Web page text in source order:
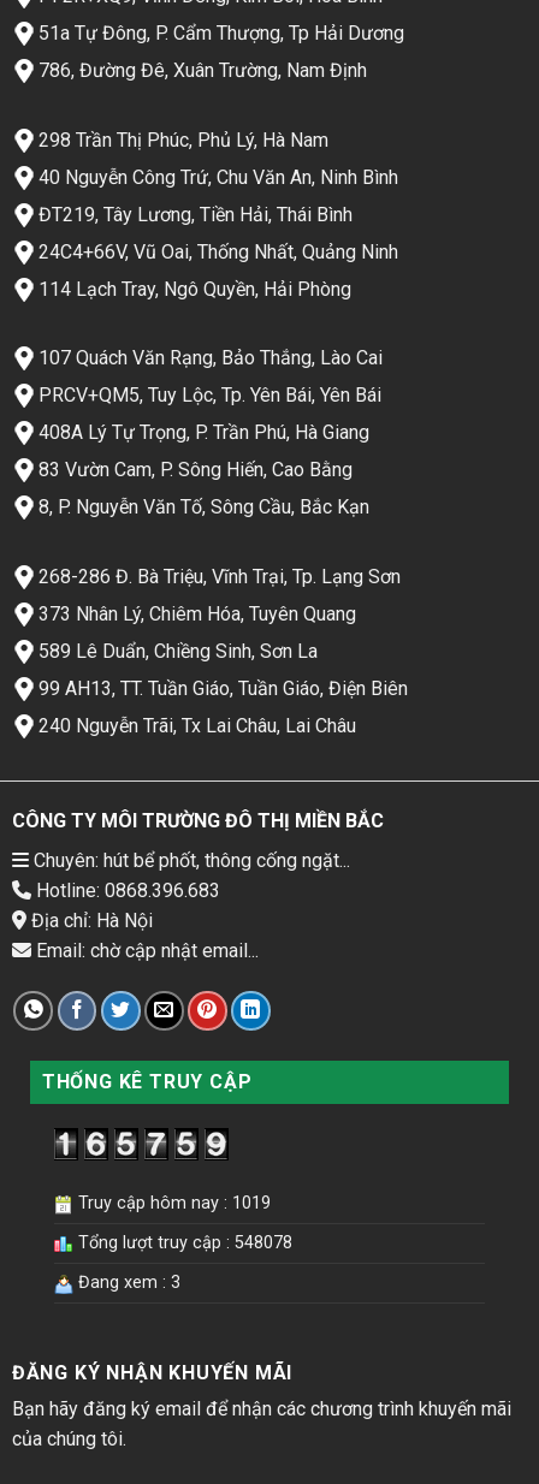
51a Tự Đông, P. Cẩm Thượng, Tp Hải Dương
786, Đường Đê, Xuân Trường, Nam Định
298 Trần Thị Phúc, Phủ Lý, Hà Nam
40 Nguyễn Công Trứ, Chu Văn An, Ninh Bình
ĐT219, Tây Lương, Tiền Hải, Thái Bình
24C4+66V, Vũ Oai, Thống Nhất, Quảng Ninh
114 Lạch Tray, Ngô Quyền, Hải Phòng
107 Quách Văn Rạng, Bảo Thắng, Lào Cai
PRCV+QM5, Tuy Lộc, Tp. Yên Bái, Yên Bái
408A Lý Tự Trọng, P. Trần Phú, Hà Giang
83 Vườn Cam, P. Sông Hiến, Cao Bằng
8, P. Nguyễn Văn Tố, Sông Cầu, Bắc Kạn
268-286 Đ. Bà Triệu, Vĩnh Trại, Tp. Lạng Sơn
373 Nhân Lý, Chiêm Hóa, Tuyên Quang
589 Lê Duẩn, Chiềng Sinh, Sơn La
99 AH13, TT. Tuần Giáo, Tuần Giáo, Điện Biên
240 Nguyễn Trãi, Tx Lai Châu, Lai Châu
CÔNG TY MÔI TRƯỜNG ĐÔ THỊ MIỀN BẮC
Chuyên: hút bể phốt, thông cống ngặt...
Hotline: 0868.396.683
Địa chỉ: Hà Nội
Email: chờ cập nhật email...
THỐNG KÊ TRUY CẬP
Truy cập hôm nay : 1019
Tổng lượt truy cập : 548078
Đang xem : 3
ĐĂNG KÝ NHẬN KHUYẾN MÃI
Bạn hãy đăng ký email để nhận các chương trình khuyến mãi
của chúng tôi.